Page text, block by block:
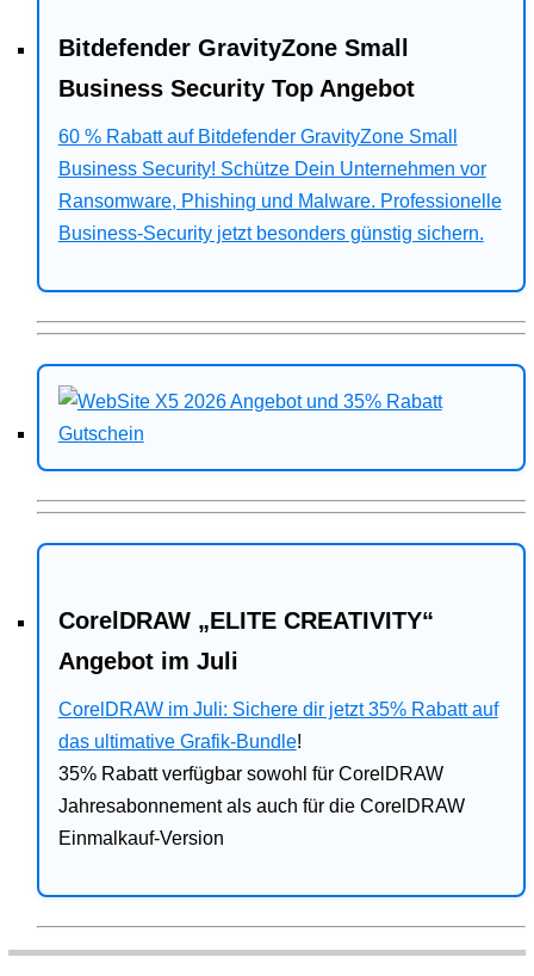
Bitdefender GravityZone Small
Business Security Top Angebot
60 % Rabatt auf Bitdefender GravityZone Small
Business Security! Schütze Dein Unternehmen vor
Ransomware, Phishing und Malware. Professionelle
Business-Security jetzt besonders günstig sichern.
CorelDRAW „ELITE CREATIVITY“
Angebot im Juli
CorelDRAW im Juli: Sichere dir jetzt 35% Rabatt auf
das ultimative Grafik-Bundle!
35% Rabatt verfügbar sowohl für CorelDRAW
Jahresabonnement als auch für die CorelDRAW
Einmalkauf-Version